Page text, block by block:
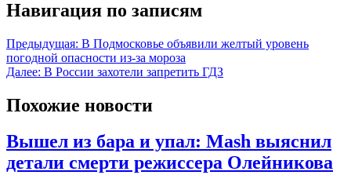
Навигация по записям
Предыдущая: В Подмосковье объявили желтый уровень
погодной опасности из-за мороза
Далее: В России захотели запретить ГДЗ
Похожие новости
Вышел из бара и упал: Mash выяснил
детали смерти режиссера Олейникова